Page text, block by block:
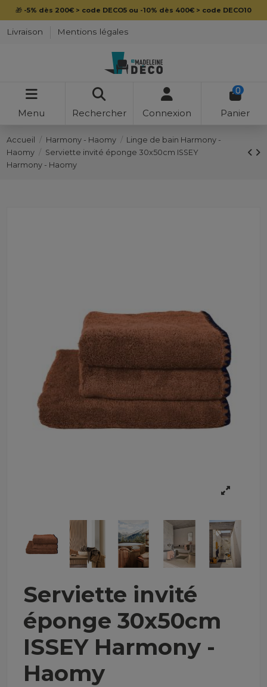
🎁 -5% dès 200€ > code DECO5 ou -10% dès 400€ > code DECO10
Livraison Mentions légales
Menu Rechercher Connexion
0
Panier
Accueil Harmony - Haomy
Linge de bain Harmony -
Haomy
Serviette invité éponge 30x50cm ISSEY
Harmony - Haomy
Serviette invité
éponge 30x50cm
ISSEY Harmony -
Haomy